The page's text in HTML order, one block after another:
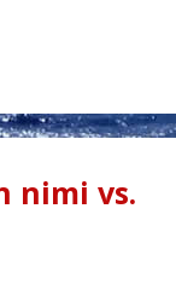
nimi vs.